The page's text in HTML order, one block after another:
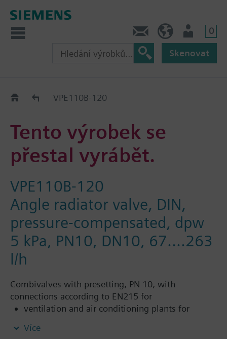
0
Skenovat
Old2NewVPE110B-120
Tento výrobek se
přestal vyrábět.
VPE110B-120
Angle radiator valve, DIN,
pressure-compensated, dpw
5 kPa, PN10, DN10, 67....263
l/h
Combivalves with presetting, PN 10, with
connections according to EN215 for
ventilation and air conditioning plants for
hydraulic balancing of terminal units, such as
Více